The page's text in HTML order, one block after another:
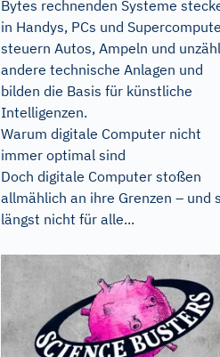
Bytes rechnenden Systeme
in Handys, PCs und
steuern Autos, Ampeln und
andere technische Anlagen und
bilden die Basis für künstliche
Intelligenzen.
Warum digitale Computer nicht
immer optimal sind
Doch digitale Computer stoßen
allmählich an ihre Grenzen – und
längst nicht für alle...